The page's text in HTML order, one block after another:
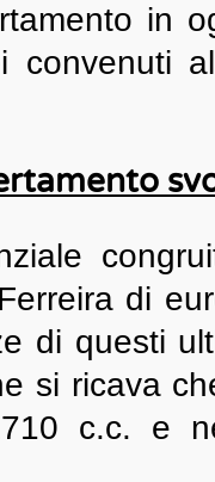
in
di
di questi
si ricava
c.c. e